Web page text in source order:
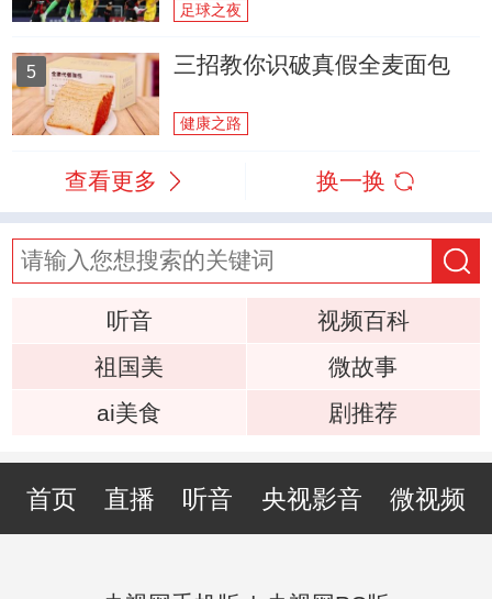
足球之夜
5 三招教你识破真假全麦面包
健康之路
查看更多 换一换
听音
视频百科
祖国美
微故事
ai美食
剧推荐
首页 直播 听音 央视影音 微视频